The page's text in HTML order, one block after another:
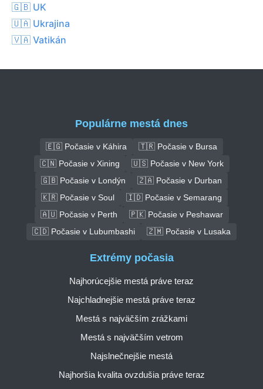
🇬🇧 UK
🇺🇦 Ukrajina
🇻🇦 Vatikán
Populárne mestá dnes
🇪🇬 Počasie v Káhira
🇹🇷 Počasie v Bursa
🇨🇳 Počasie v Xining
🇺🇸 Počasie v New York
🇬🇧 Počasie v Londýn
🇿🇦 Počasie v Durban
🇰🇷 Počasie v Soul
🇮🇩 Počasie v Semarang
🇦🇺 Počasie v Perth
🇵🇰 Počasie v Peshawar
🇨🇩 Počasie v Lubumbashi
🇿🇲 Počasie v Lusaka
Extrémy počasia
Najhorúcejšie mestá práve teraz
Najchladnejšie mestá práve teraz
Mestá s najväčším zrážkami
Mestá s najväčším vetrom
Najslnečnejšie mestá
Najhoršia kvalita ovzdušia práve teraz